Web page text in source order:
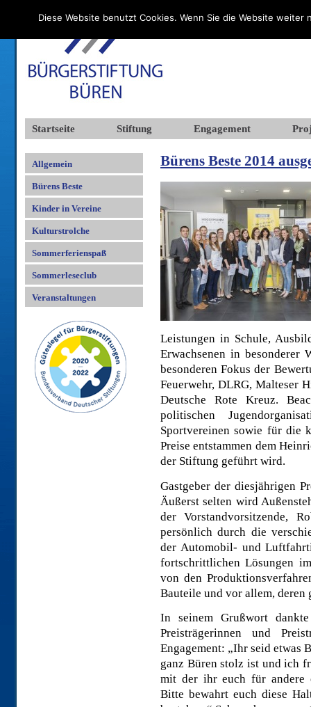
Startseite Stiftung Engagement
Allgemein
Bürens Beste
Kinder in Vereine
Kulturstrolche
Sommerferienspaß
Sommerleseclub
Veranstaltungen
Bürens Beste 2014
Leistungen in Schule,
Erwachsenen in besonderer
besonderen Fokus der
Feuerwehr, DLRG, Malteser
Deutsche Rote Kreuz.
politischen
Sportvereinen sowie für die
Preise entstammen dem
der Stiftung geführt wird.
Gastgeber der diesjährigen
Äußerst selten wird
der Vorstandvorsitzende,
persönlich durch die
der Automobil- und
fortschrittlichen Lösungen
von den
Bauteile und vor allem,
In seinem Grußwort
Preisträgerinnen und
Engagement: „Ihr seid etwas
ganz Büren stolz ist und ich
mit der ihr euch für andere
Bitte bewahrt euch diese
Diese Website benutzt Cookies. Wenn Sie die Website